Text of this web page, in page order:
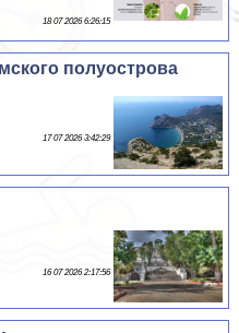
18 07 2026 6:26:15
полуострова
17 07 2026 3:42:29
16 07 2026 2:17:56